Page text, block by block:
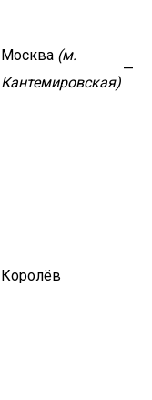
Москва (м.
Кантемировская)
—
Королёв